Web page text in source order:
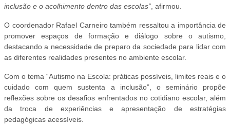
inclusão e o acolhimento dentro das escolas” , afirmou.
O coordenador Rafael Carneiro também ressaltou a importância de
promover espaços de formação e diálogo sobre o autismo,
destacando a necessidade de preparo da sociedade para lidar com
as diferentes realidades presentes no ambiente escolar.
Com o tema “Autismo na Escola: práticas possíveis, limites reais e o
cuidado com quem sustenta a inclusão”, o seminário propõe
reflexões sobre os desafios enfrentados no cotidiano escolar, além
da troca de experiências e apresentação de estratégias
pedagógicas acessíveis.